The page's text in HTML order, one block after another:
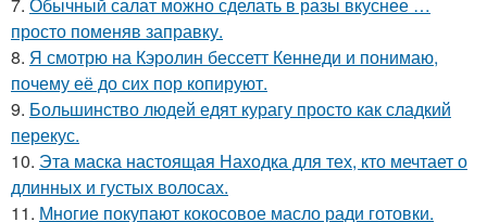
просто поменяв заправку.
8. Я смотрю на Кэролин бессетт Кеннеди и понимаю,
почему её до сих пор копируют.
9. Большинство людей едят курагу просто как сладкий
перекус.
10. Эта маска настоящая Находка для тех, кто мечтает о
длинных и густых волосах.
11. Многие покупают кокосовое масло ради готовки.